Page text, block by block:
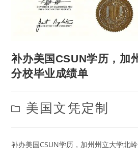
补办美国CSUN学历，加
分校毕业成绩单
Post
category:
美国文凭定制
补办美国CSUN学历，加州州立大学北